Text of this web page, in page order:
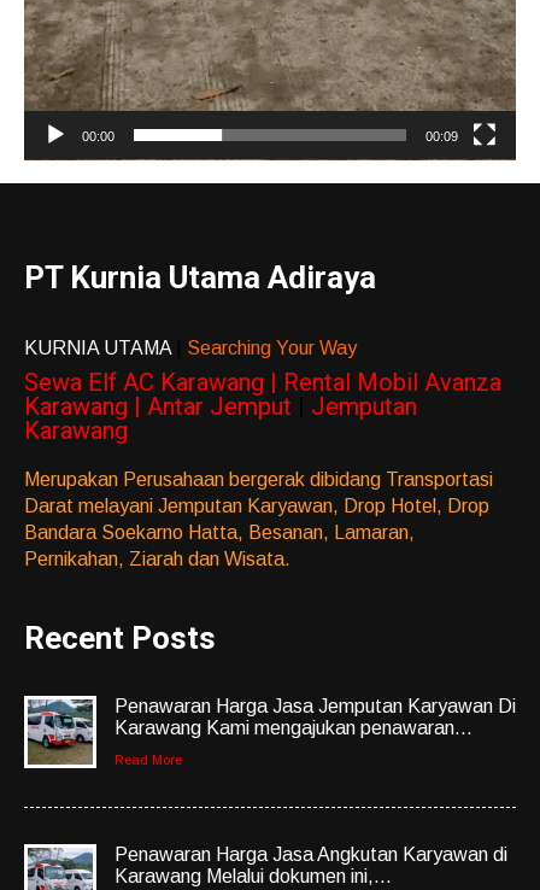
00:00 00:09
PT Kurnia Utama Adiraya
KURNIA UTAMA Searching Your Way
Sewa Elf AC Karawang | Rental Mobil Avanza
Karawang | Antar Jemput
Jemputan
Karawang
Merupakan Perusahaan bergerak dibidang Transportasi
Darat melayani Jemputan Karyawan, Drop Hotel, Drop
Bandara Soekarno Hatta, Besanan, Lamaran,
Pernikahan, Ziarah dan Wisata.
Recent Posts
Penawaran Harga Jasa Jemputan Karyawan Di
Karawang Kami mengajukan penawaran...
Read More
Penawaran Harga Jasa Angkutan Karyawan di
Karawang Melalui dokumen ini,...